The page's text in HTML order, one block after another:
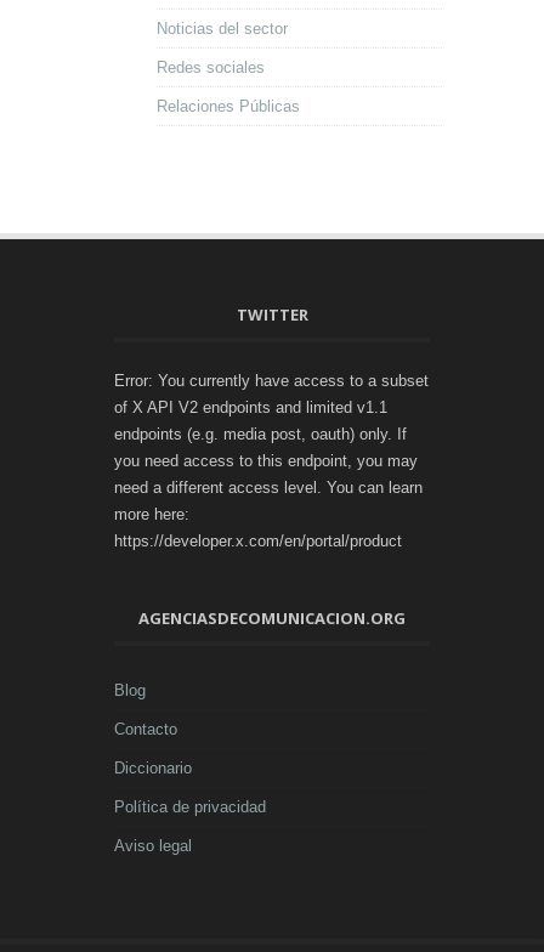
Noticias del sector
Redes sociales
Relaciones Públicas
TWITTER
Error: You currently have access to a subset
of X API V2 endpoints and limited v1.1
endpoints (e.g. media post, oauth) only. If
you need access to this endpoint, you may
need a different access level. You can learn
more here:
https://developer.x.com/en/portal/product
AGENCIASDECOMUNICACION.ORG
Blog
Contacto
Diccionario
Política de privacidad
Aviso legal